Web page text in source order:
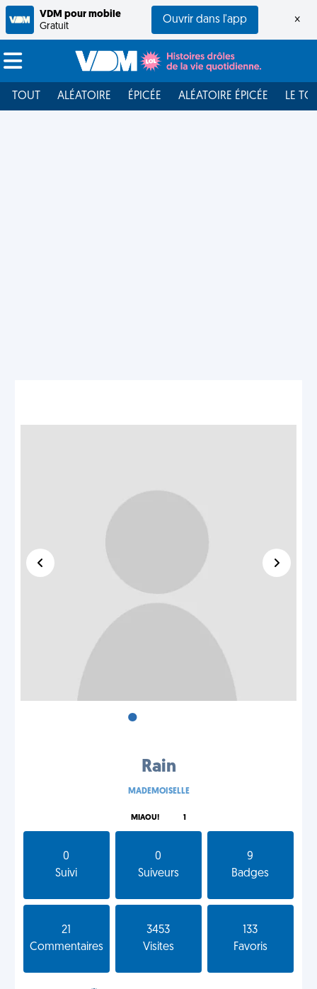
VDM pour mobile
Gratuit
Ouvrir dans l'app ×
TOUT ALÉATOIRE ÉPICÉE ALÉATOIRE ÉPICÉE LE
•
Rain
MADEMOISELLE
MIAOU! 1
0
Suivi
0
Suiveurs
9
Badges
21
Commentaires
3453
Visites
133
Favoris